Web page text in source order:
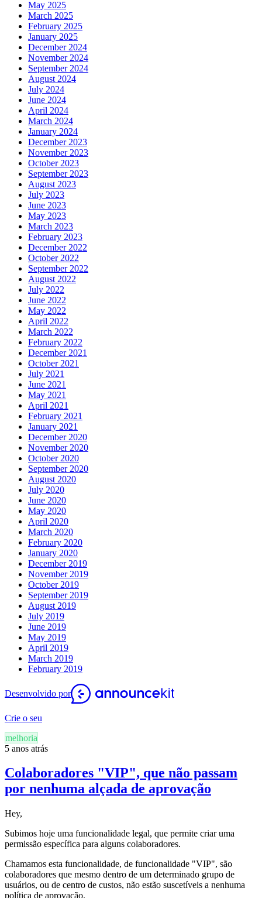
May 2025
March 2025
February 2025
January 2025
December 2024
November 2024
September 2024
August 2024
July 2024
June 2024
April 2024
March 2024
January 2024
December 2023
November 2023
October 2023
September 2023
August 2023
July 2023
June 2023
May 2023
March 2023
February 2023
December 2022
October 2022
September 2022
August 2022
July 2022
June 2022
May 2022
April 2022
March 2022
February 2022
December 2021
October 2021
July 2021
June 2021
May 2021
April 2021
February 2021
January 2021
December 2020
November 2020
October 2020
September 2020
August 2020
July 2020
June 2020
May 2020
April 2020
March 2020
February 2020
January 2020
December 2019
November 2019
October 2019
September 2019
August 2019
July 2019
June 2019
May 2019
April 2019
March 2019
February 2019
Desenvolvido por
Crie o seu
melhoria
5 anos atrás
Colaboradores "VIP", que não passam
por nenhuma alçada de aprovação
Hey,
Subimos hoje uma funcionalidade legal, que permite criar uma
permissão específica para alguns colaboradores.
Chamamos esta funcionalidade, de funcionalidade "VIP", são
colaboradores que mesmo dentro de um determinado grupo de
usuários, ou de centro de custos, não estão suscetíveis a nenhuma
política de aprovação.